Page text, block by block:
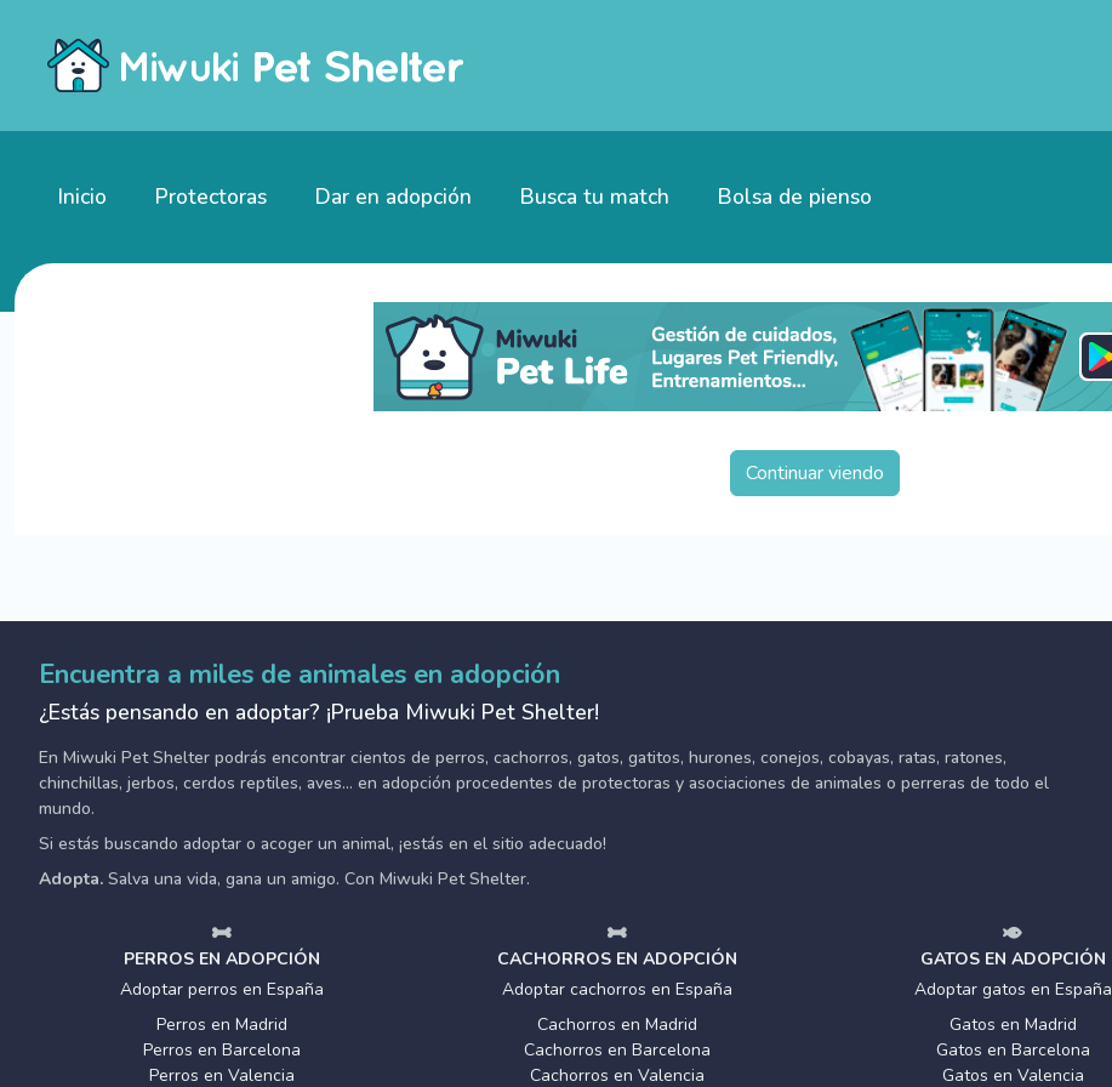
Inicio Protectoras Dar en adopción Busca tu match Bolsa de pienso
Continuar viendo
Encuentra a miles de animales en adopción
¿Estás pensando en adoptar? ¡Prueba Miwuki Pet Shelter!
En Miwuki Pet Shelter podrás encontrar cientos de perros, cachorros, gatos, gatitos, hurones, conejos, cobayas, ratas, ratones,
chinchillas, jerbos, cerdos reptiles, aves... en adopción procedentes de protectoras y asociaciones de animales o perreras de todo el
mundo.
Si estás buscando adoptar o acoger un animal, ¡estás en el sitio adecuado!
Adopta. Salva una vida, gana un amigo. Con Miwuki Pet Shelter.
PERROS EN ADOPCIÓN
Adoptar perros en España
Perros en Madrid
Perros en Barcelona
Perros en Valencia
CACHORROS EN ADOPCIÓN
Adoptar cachorros en España
Cachorros en Madrid
Cachorros en Barcelona
Cachorros en Valencia
GATOS EN ADOPCIÓN
Adoptar gatos en España
Gatos en Madrid
Gatos en Barcelona
Gatos en Valencia